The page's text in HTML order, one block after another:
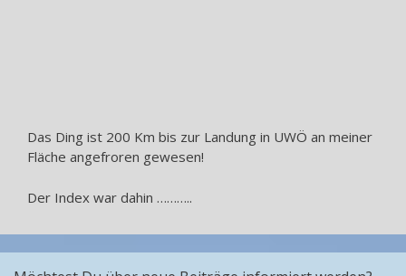
Das Ding ist 200 Km bis zur Landung in UWÖ an meiner
Fläche angefroren gewesen!
Der Index war dahin ………..